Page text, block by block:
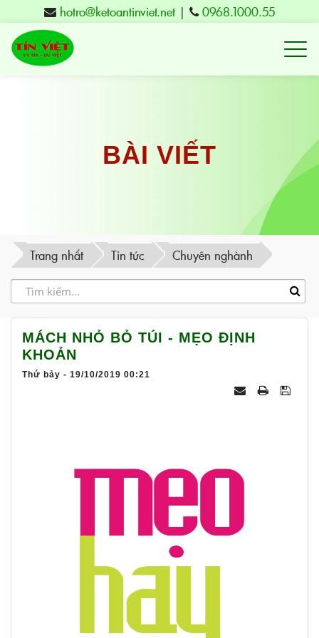
hotro@ketoantinviet.net| 0968.1000.55
Kế
Phú
Yên
tạo
Việt
-
BÀI VIẾT
Trang nhất Tin tức Chuyên nghành
MÁCH NHỎ BỎ TÚI - MẸO ĐỊNH
KHOẢN
Thứ bảy - 19/10/2019 00:21